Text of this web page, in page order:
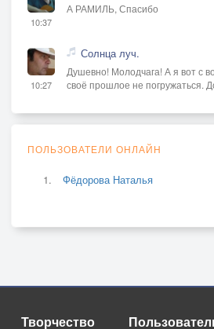
10:37
А РАМИЛЬ, Спасибо
10:27
Солнца луч.
Душевно! Молодчага! А я вот с
своё прошлое не погружаться.
ПОЛЬЗОВАТЕЛИ ОНЛАЙН
Фёдорова Наталья
Творчество